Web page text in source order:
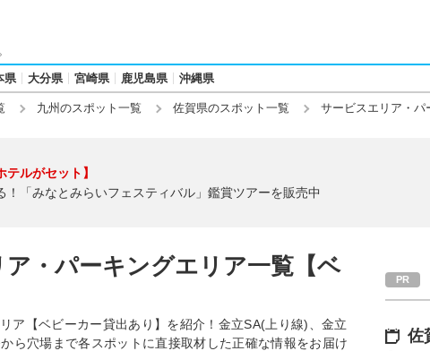
県 大分県 宮崎県 鹿児島県 沖縄県
九州のスポット一覧 佐賀県のスポット一覧 サービスエリア・パ
テルがセット】
！「みなとみらいフェスティバル」鑑賞ツアーを販売中
・パーキングエリア一覧【ベ
ア【ベビーカー貸出あり】を紹介！金立SA(上り線)、金立
ら穴場まで各スポットに直接取材した正確な情報をお届け
佐